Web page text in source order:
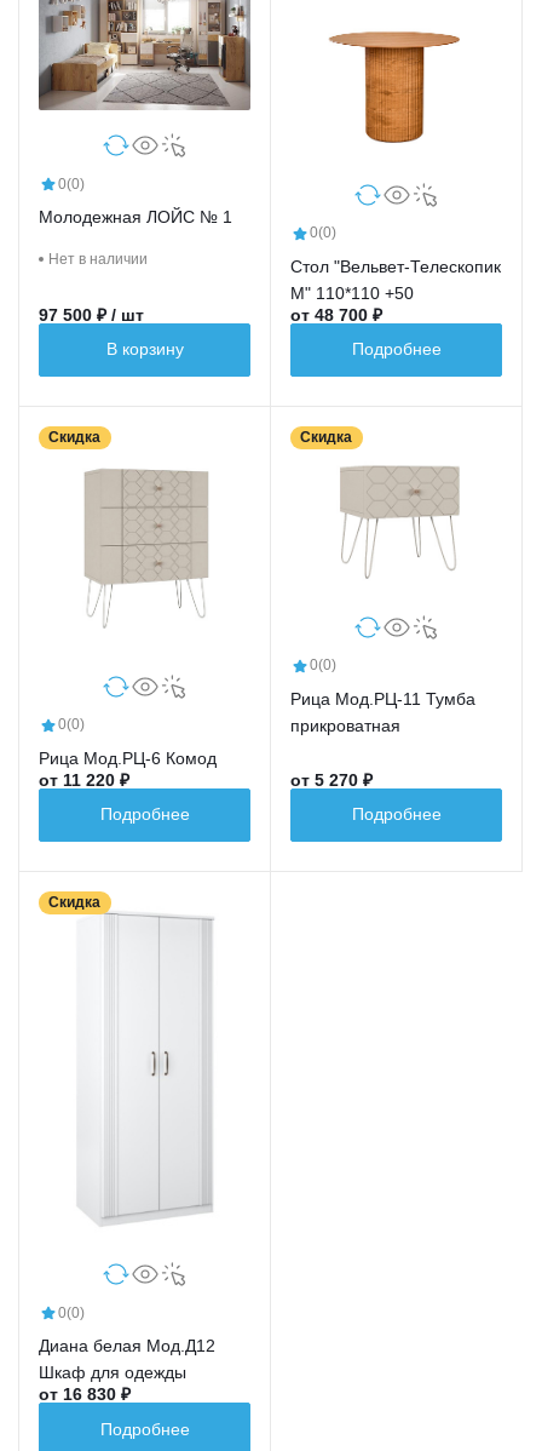
0(0)
Молодежная ЛОЙС № 1
Нет в наличии
97 500 ₽ / шт
В корзину
0(0)
Стол "Вельвет-Телескопик
М" 110*110 +50
от 48 700 ₽
Подробнее
Скидка
0(0)
Рица Мод.РЦ-6 Комод
от 11 220 ₽
Подробнее
Скидка
0(0)
Рица Мод.РЦ-11 Тумба
прикроватная
от 5 270 ₽
Подробнее
Скидка
0(0)
Диана белая Мод.Д12
Шкаф для одежды
от 16 830 ₽
Подробнее